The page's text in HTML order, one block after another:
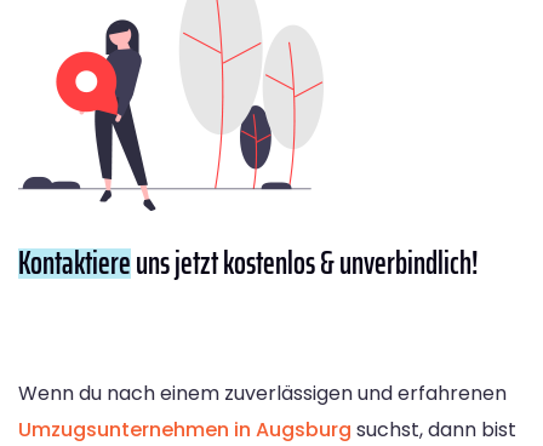
Kontaktiereuns jetzt kostenlos & unverbindlich!
Wenn du nach einem zuverlässigen und erfahrenen
Umzugsunternehmen in Augsburg suchst, dann bist